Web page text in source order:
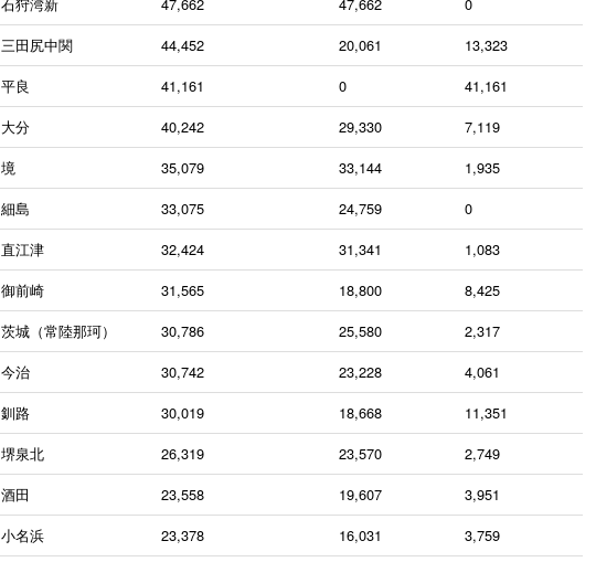
三田尻中関 44,452 20,061
13,323
平良 41,161 0
41,161
大分 40,242 29,330
7,119
境 35,079 33,144
1,935
細島 33,075 24,759
0
直江津 32,424 31,341
1,083
御前崎 31,565 18,800
8,425
茨城（常陸那珂） 30,786 25,580
2,317
今治 30,742 23,228
4,061
釧路 30,019 18,668
11,351
堺泉北 26,319 23,570
2,749
酒田 23,558 19,607
3,951
小名浜 23,378 16,031
3,759